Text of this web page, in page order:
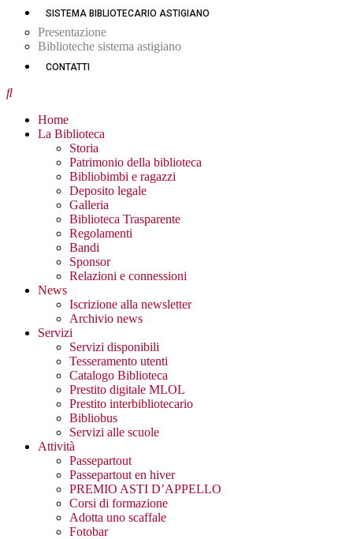
SISTEMA BIBLIOTECARIO ASTIGIANO
Presentazione
Biblioteche sistema astigiano
CONTATTI
Home
La Biblioteca
Storia
Patrimonio della biblioteca
Bibliobimbi e ragazzi
Deposito legale
Galleria
Biblioteca Trasparente
Regolamenti
Bandi
Sponsor
Relazioni e connessioni
News
Iscrizione alla newsletter
Archivio news
Servizi
Servizi disponibili
Tesseramento utenti
Catalogo Biblioteca
Prestito digitale MLOL
Prestito interbibliotecario
Bibliobus
Servizi alle scuole
Attività
Passepartout
Passepartout en hiver
PREMIO ASTI D’APPELLO
Corsi di formazione
Adotta uno scaffale
Fotobar